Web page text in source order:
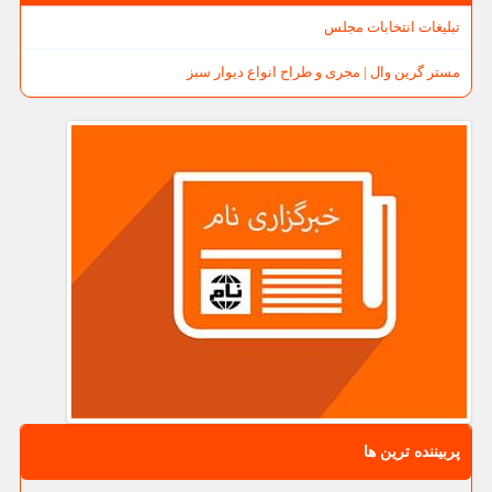
تبلیغات انتخابات مجلس
مستر گرین وال | مجری و طراح انواع دیوار سبز
پربیننده ترین ها